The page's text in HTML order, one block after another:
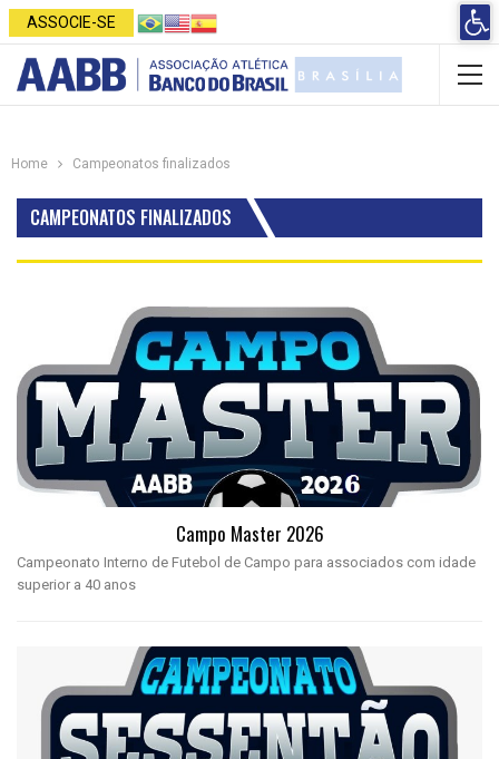
ASSOCIE-SE
Home Campeonatos finalizados
CAMPEONATOS FINALIZADOS
Campo Master 2026
Campeonato Interno de Futebol de Campo para associados com idade
superior a 40 anos